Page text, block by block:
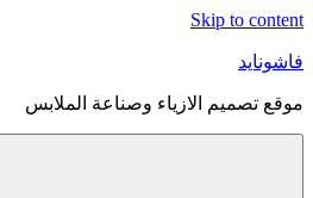
Skip to content
فاشونايد
موقع تصميم الازياء وصناعة الملابس